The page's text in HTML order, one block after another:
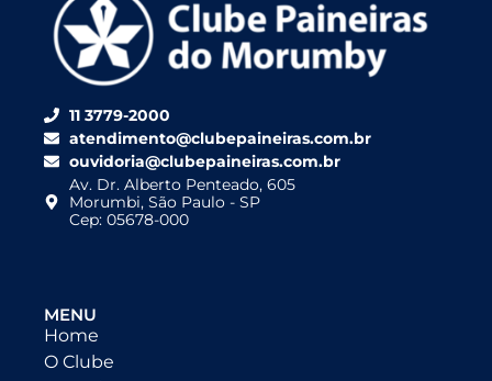
11 3779-2000
atendimento@clubepaineiras.com.br
ouvidoria@clubepaineiras.com.br
Av. Dr. Alberto Penteado, 605
Morumbi, São Paulo - SP
Cep: 05678-000
MENU
Home
O Clube